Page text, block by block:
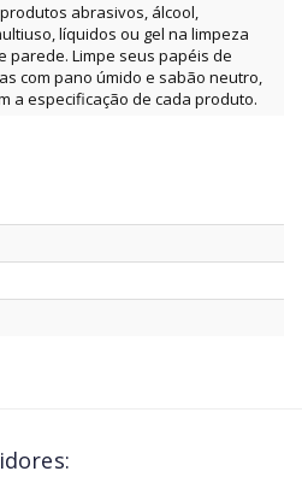
abrasivos, álcool,
líquidos ou gel na limpeza
parede. Limpe seus papéis de
com pano úmido e sabão neutro,
a especificação de cada produto.